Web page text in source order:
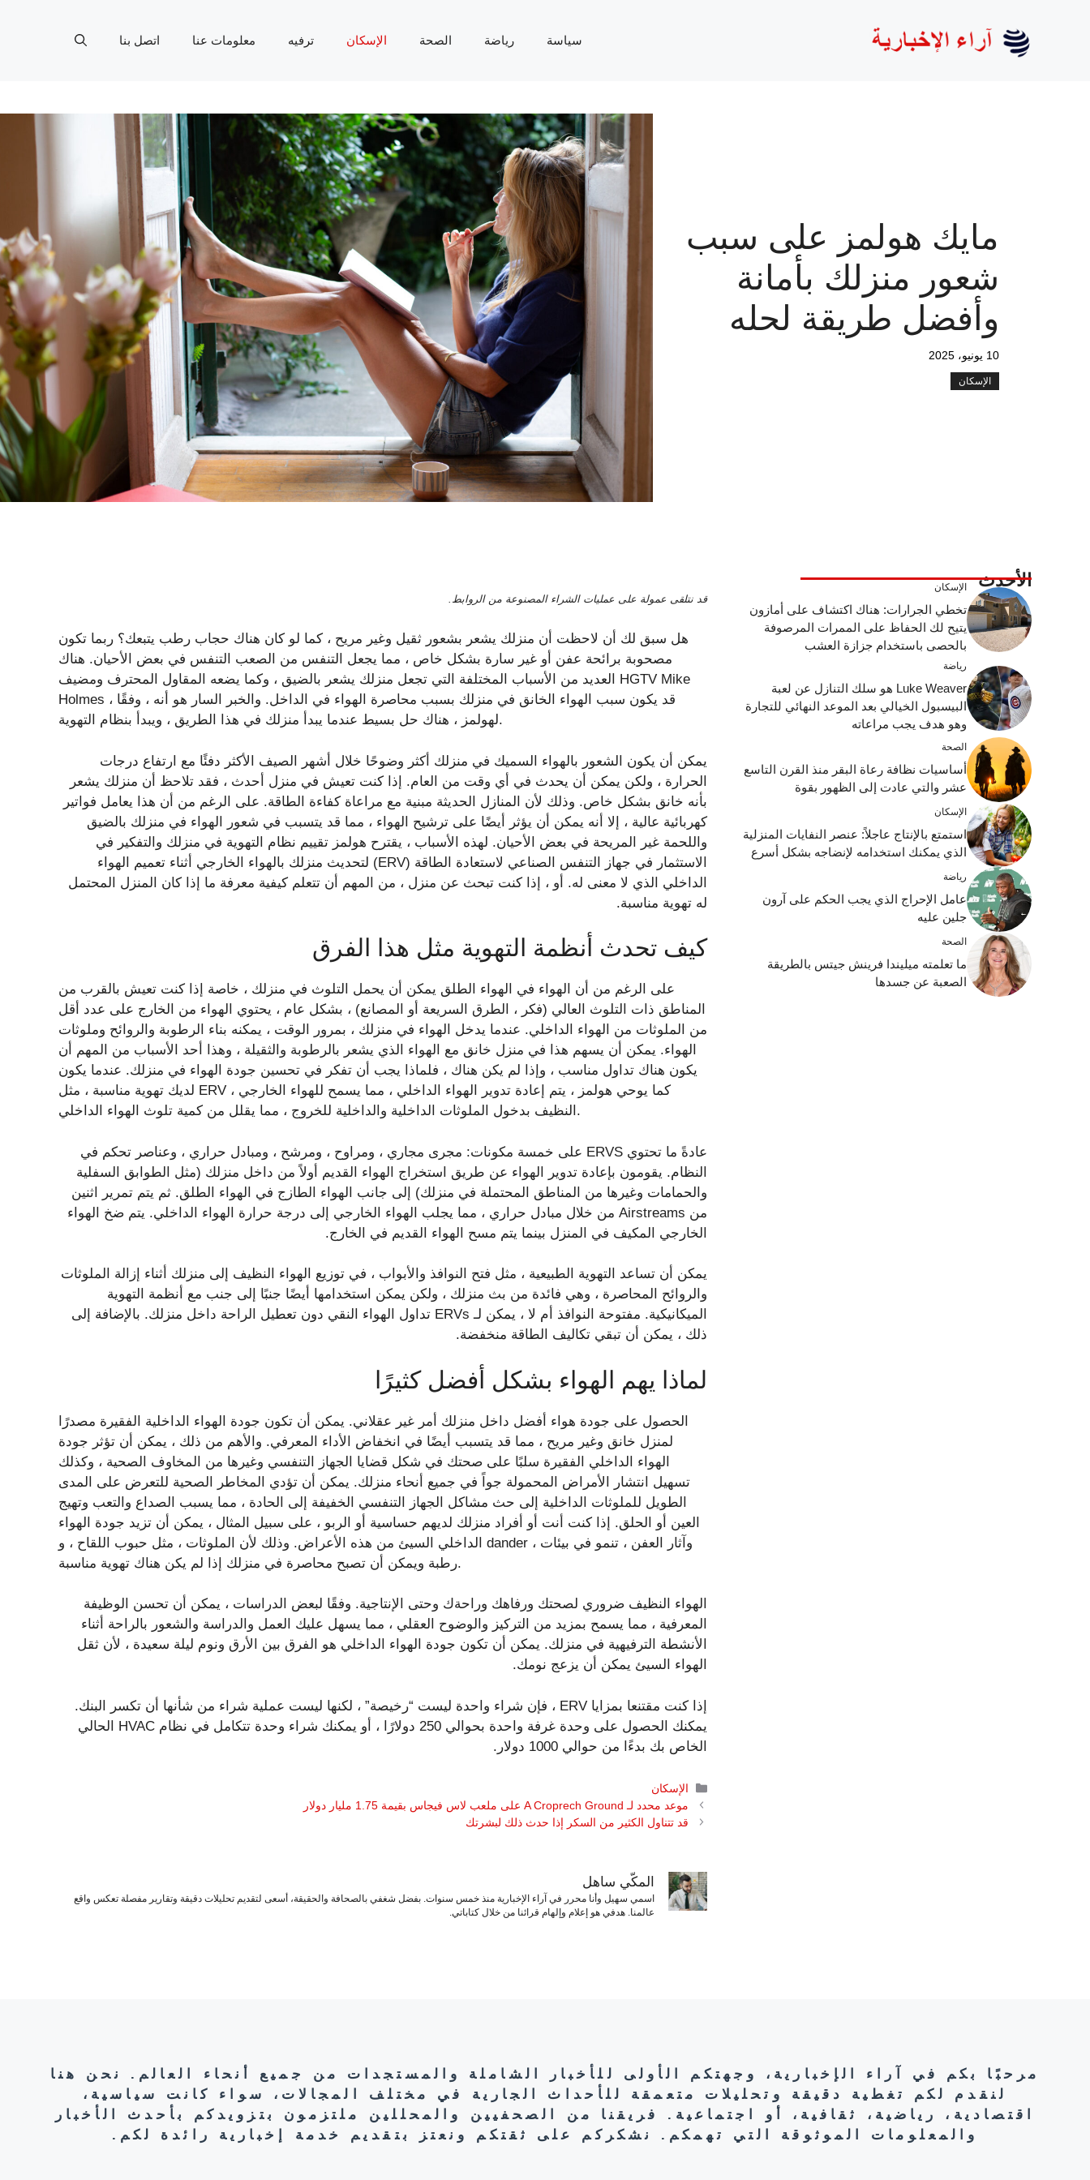
سياسة رياضة الصحة الإسكان ترفيه معلومات عنا اتصل بنا
مايك هولمز على سبب
شعور منزلك بأمانة
وأفضل طريقة لحله
10 يونيو، 2025
الإسكان
قد نتلقى عمولة على عمليات الشراء المصنوعة من الروابط.
هل سبق لك أن لاحظت أن منزلك يشعر بشعور ثقيل وغير مريح ، كما لو كان هناك حجاب رطب يتبعك؟ ربما تكون
مصحوبة برائحة عفن أو غير سارة بشكل خاص ، مما يجعل التنفس من الصعب التنفس في بعض الأحيان. هناك
العديد من الأسباب المختلفة التي تجعل منزلك يشعر بالضيق ، وكما يضعه المقاول المحترف ومضيف HGTV Mike
Holmes ، قد يكون سبب الهواء الخانق في منزلك بسبب محاصرة الهواء في الداخل. والخبر السار هو أنه ، وفقًا
لهولمز ، هناك حل بسيط عندما يبدأ منزلك في هذا الطريق ، ويبدأ بنظام التهوية.
يمكن أن يكون الشعور بالهواء السميك في منزلك أكثر وضوحًا خلال أشهر الصيف الأكثر دفئًا مع ارتفاع درجات
الحرارة ، ولكن يمكن أن يحدث في أي وقت من العام. إذا كنت تعيش في منزل أحدث ، فقد تلاحظ أن منزلك يشعر
بأنه خانق بشكل خاص. وذلك لأن المنازل الحديثة مبنية مع مراعاة كفاءة الطاقة. على الرغم من أن هذا يعامل فواتير
كهربائية عالية ، إلا أنه يمكن أن يؤثر أيضًا على ترشيح الهواء ، مما قد يتسبب في شعور الهواء في منزلك بالضيق
واللحمة غير المريحة في بعض الأحيان. لهذه الأسباب ، يقترح هولمز تقييم نظام التهوية في منزلك والتفكير في
الاستثمار في جهاز التنفس الصناعي لاستعادة الطاقة (ERV) لتحديث منزلك بالهواء الخارجي أثناء تعميم الهواء
الداخلي الذي لا معنى له. أو ، إذا كنت تبحث عن منزل ، من المهم أن تتعلم كيفية معرفة ما إذا كان المنزل المحتمل
له تهوية مناسبة.
كيف تحدث أنظمة التهوية مثل هذا الفرق
على الرغم من أن الهواء في الهواء الطلق يمكن أن يحمل التلوث في منزلك ، خاصة إذا كنت تعيش بالقرب من
المناطق ذات التلوث العالي (فكر ، الطرق السريعة أو المصانع) ، بشكل عام ، يحتوي الهواء من الخارج على عدد أقل
من الملوثات من الهواء الداخلي. عندما يدخل الهواء في منزلك ، بمرور الوقت ، يمكنه بناء الرطوبة والروائح وملوثات
الهواء. يمكن أن يسهم هذا في منزل خانق مع الهواء الذي يشعر بالرطوبة والثقيلة ، وهذا أحد الأسباب من المهم أن
يكون هناك تداول مناسب ، وإذا لم يكن هناك ، فلماذا يجب أن تفكر في تحسين جودة الهواء في منزلك. عندما يكون
لديك تهوية مناسبة ، مثل ERV ، كما يوحي هولمز ، يتم إعادة تدوير الهواء الداخلي ، مما يسمح للهواء الخارجي
النظيف بدخول الملوثات الداخلية والداخلية للخروج ، مما يقلل من كمية تلوث الهواء الداخلي.
عادةً ما تحتوي ERVS على خمسة مكونات: مجرى مجاري ، ومراوح ، ومرشح ، ومبادل حراري ، وعناصر تحكم في
النظام. يقومون بإعادة تدوير الهواء عن طريق استخراج الهواء القديم أولاً من داخل منزلك (مثل الطوابق السفلية
والحمامات وغيرها من المناطق المحتملة في منزلك) إلى جانب الهواء الطازج في الهواء الطلق. ثم يتم تمرير اثنين
من Airstreams من خلال مبادل حراري ، مما يجلب الهواء الخارجي إلى درجة حرارة الهواء الداخلي. يتم ضخ الهواء
الخارجي المكيف في المنزل بينما يتم مسح الهواء القديم في الخارج.
يمكن أن تساعد التهوية الطبيعية ، مثل فتح النوافذ والأبواب ، في توزيع الهواء النظيف إلى منزلك أثناء إزالة الملوثات
والروائح المحاصرة ، وهي فائدة من بث منزلك ، ولكن يمكن استخدامها أيضًا جنبًا إلى جنب مع أنظمة التهوية
الميكانيكية. مفتوحة النوافذ أم لا ، يمكن لـ ERVs تداول الهواء النقي دون تعطيل الراحة داخل منزلك. بالإضافة إلى
ذلك ، يمكن أن تبقي تكاليف الطاقة منخفضة.
لماذا يهم الهواء بشكل أفضل كثيرًا
الحصول على جودة هواء أفضل داخل منزلك أمر غير عقلاني. يمكن أن تكون جودة الهواء الداخلية الفقيرة مصدرًا
لمنزل خانق وغير مريح ، مما قد يتسبب أيضًا في انخفاض الأداء المعرفي. والأهم من ذلك ، يمكن أن تؤثر جودة
الهواء الداخلي الفقيرة سلبًا على صحتك في شكل قضايا الجهاز التنفسي وغيرها من المخاوف الصحية ، وكذلك
تسهيل انتشار الأمراض المحمولة جواً في جميع أنحاء منزلك. يمكن أن تؤدي المخاطر الصحية للتعرض على المدى
الطويل للملوثات الداخلية إلى حث مشاكل الجهاز التنفسي الخفيفة إلى الحادة ، مما يسبب الصداع والتعب وتهيج
العين أو الحلق. إذا كنت أنت أو أفراد منزلك لديهم حساسية أو الربو ، على سبيل المثال ، يمكن أن تزيد جودة الهواء
الداخلي السيئ من هذه الأعراض. وذلك لأن الملوثات ، مثل حبوب اللقاح ، و dander ، وآثار العفن ، تنمو في بيئات
رطبة ويمكن أن تصبح محاصرة في منزلك إذا لم يكن هناك تهوية مناسبة.
الهواء النظيف ضروري لصحتك ورفاهك وراحةك وحتى الإنتاجية. وفقًا لبعض الدراسات ، يمكن أن تحسن الوظيفة
المعرفية ، مما يسمح بمزيد من التركيز والوضوح العقلي ، مما يسهل عليك العمل والدراسة والشعور بالراحة أثناء
الأنشطة الترفيهية في منزلك. يمكن أن تكون جودة الهواء الداخلي هو الفرق بين الأرق ونوم ليلة سعيدة ، لأن ثقل
الهواء السيئ يمكن أن يزعج نومك.
إذا كنت مقتنعا بمزايا ERV ، فإن شراء واحدة ليست “رخيصة” ، لكنها ليست عملية شراء من شأنها أن تكسر البنك.
يمكنك الحصول على وحدة غرفة واحدة بحوالي 250 دولارًا ، أو يمكنك شراء وحدة تتكامل في نظام HVAC الحالي
الخاص بك بدءًا من حوالي 1000 دولار.
التصنيفات
الإسكان
موعد محدد لـ A Croprech Ground على ملعب لاس فيجاس بقيمة 1.75 مليار دولار
قد تتناول الكثير من السكر إذا حدث ذلك لبشرتك
المكّي ساهل
اسمي سهيل وأنا محرر في آراء الإخبارية منذ خمس سنوات. بفضل شغفي بالصحافة والحقيقة، أسعى لتقديم تحليلات دقيقة وتقارير مفصلة تعكس واقع
عالمنا. هدفي هو إعلام وإلهام قرائنا من خلال كتاباتي.
الأحدث الإسكان
تخطي الجرارات: هناك اكتشاف على أمازون
يتيح لك الحفاظ على الممرات المرصوفة
بالحصى باستخدام جزازة العشب
رياضة
Luke Weaver هو سلك التنازل عن لعبة
البيسبول الخيالي بعد الموعد النهائي للتجارة
وهو هدف يجب مراعاته
الصحة
أساسيات نظافة رعاة البقر منذ القرن التاسع
عشر والتي عادت إلى الظهور بقوة
الإسكان
استمتع بالإنتاج عاجلاً: عنصر النفايات المنزلية
الذي يمكنك استخدامه لإنضاجه بشكل أسرع
رياضة
عامل الإحراج الذي يجب الحكم على آرون
جلين عليه
الصحة
ما تعلمته ميليندا فرينش جيتس بالطريقة
الصعبة عن جسدها
مرحبًا بكم في آراء الإخبارية، وجهتكم الأولى للأخبار الشاملة والمستجدات من جميع أنحاء العالم. نحن هنا
لنقدم لكم تغطية دقيقة وتحليلات متعمقة للأحداث الجارية في مختلف المجالات، سواء كانت سياسية،
اقتصادية، رياضية، ثقافية، أو اجتماعية. فريقنا من الصحفيين والمحللين ملتزمون بتزويدكم بأحدث الأخبار
والمعلومات الموثوقة التي تهمكم. نشكركم على ثقتكم ونعتز بتقديم خدمة إخبارية رائدة لكم.